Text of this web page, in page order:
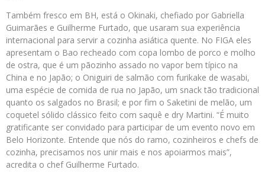
Também fresco em BH, está o Okinaki, chefiado por Gabriella
Guimarães e Guilherme Furtado, que usaram sua experiência
internacional para servir a cozinha asiática quente. No FIGA eles
apresentam o Bao recheado com copa lombo de porco e molho
de ostra, que é um pãozinho assado no vapor bem típico na
China e no Japão; o Oniguiri de salmão com furikake de wasabi,
uma espécie de comida de rua no Japão, um snack tão tradicional
quanto os salgados no Brasil; e por fim o Saketini de melão, um
coquetel sólido clássico feito com saquê e dry Martini. “É muito
gratificante ser convidado para participar de um evento novo em
Belo Horizonte. Entende que nós do ramo, cozinheiros e chefs de
cozinha, precisamos nos unir mais e nos apoiarmos mais”,
acredita o chef Guilherme Furtado.